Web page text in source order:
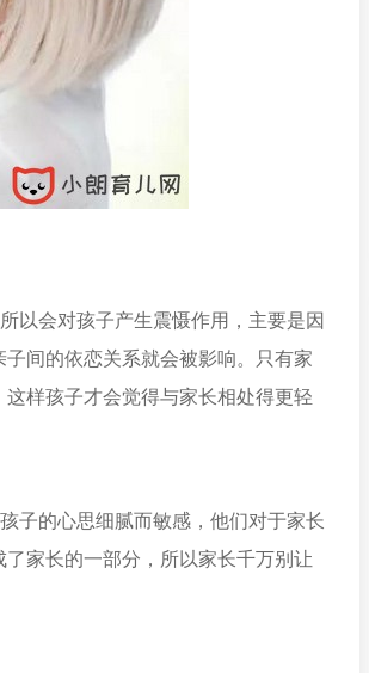
以会对孩子产生震慑作用，主要是因
间的依恋关系就会被影响。只有家
样孩子才会觉得与家长相处得更轻
子的心思细腻而敏感，他们对于家长
家长的一部分，所以家长千万别让